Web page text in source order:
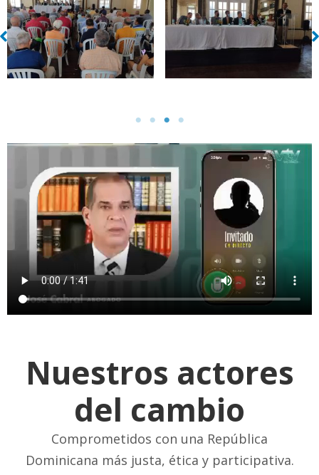
Sin leyenda Sin leyenda
Nuestros actores
del cambio
Comprometidos con una República
Dominicana más justa, ética y participativa.